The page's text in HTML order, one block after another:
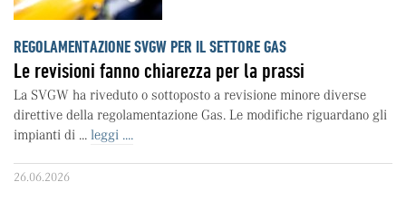
REGOLAMENTAZIONE SVGW PER IL SETTORE GAS
Le revisioni fanno chiarezza per la prassi
La SVGW ha riveduto o sottoposto a revisione minore diverse
direttive della regolamentazione Gas. Le modifiche riguardano gli
impianti di ... leggi ....
26.06.2026